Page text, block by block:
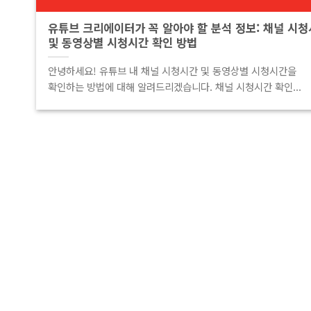
유튜브 크리에이터가 꼭 알아야 할 분석 정보: 채널 시
및 동영상별 시청시간 확인 방법
안녕하세요! 유튜브 내 채널 시청시간 및 동영상별 시청시간을
확인하는 방법에 대해 알려드리겠습니다. 채널 시청시간 확인...